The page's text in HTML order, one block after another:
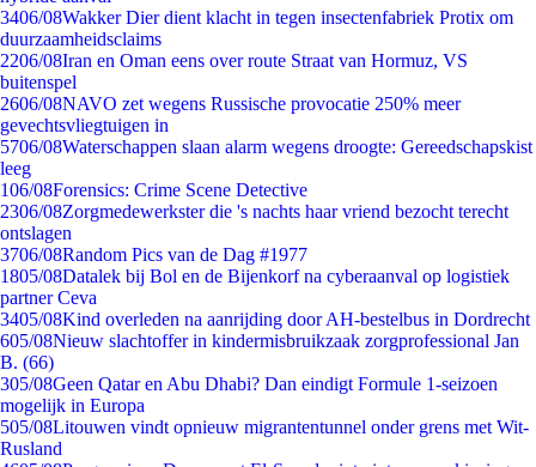
3406/08Wakker Dier dient klacht in tegen insectenfabriek Protix om
duurzaamheidsclaims
2206/08Iran en Oman eens over route Straat van Hormuz, VS
buitenspel
2606/08NAVO zet wegens Russische provocatie 250% meer
gevechtsvliegtuigen in
5706/08Waterschappen slaan alarm wegens droogte: Gereedschapskist
leeg
106/08Forensics: Crime Scene Detective
2306/08Zorgmedewerkster die 's nachts haar vriend bezocht terecht
ontslagen
3706/08Random Pics van de Dag #1977
1805/08Datalek bij Bol en de Bijenkorf na cyberaanval op logistiek
partner Ceva
3405/08Kind overleden na aanrijding door AH-bestelbus in Dordrecht
605/08Nieuw slachtoffer in kindermisbruikzaak zorgprofessional Jan
B. (66)
305/08Geen Qatar en Abu Dhabi? Dan eindigt Formule 1-seizoen
mogelijk in Europa
505/08Litouwen vindt opnieuw migrantentunnel onder grens met Wit-
Rusland